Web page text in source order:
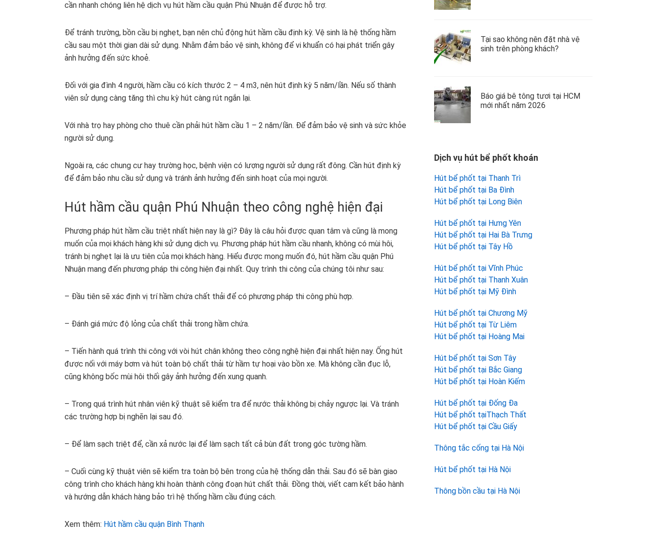
cần nhanh chóng liên hệ dịch vụ hút hầm cầu quận Phú Nhuận để được hỗ trợ.
Để tránh trường, bồn cầu bị nghẹt, bạn nên chủ động hút hầm cầu định kỳ. Vệ sinh là hệ thống hầm
cầu sau một thời gian dài sử dụng. Nhằm đảm bảo vệ sinh, không để vi khuẩn có hại phát triển gây
ảnh hưởng đến sức khoẻ.
Đối với gia đình 4 người, hầm cầu có kích thước 2 – 4 m3, nên hút định kỳ 5 năm/lần. Nếu số thành
viên sử dụng càng tăng thì chu kỳ hút càng rút ngắn lại.
Với nhà trọ hay phòng cho thuê cần phải hút hầm cầu 1 – 2 năm/lần. Để đảm bảo vệ sinh và sức khỏe
người sử dụng.
Ngoài ra, các chung cư hay trường học, bệnh viện có lượng người sử dụng rất đông. Cần hút định kỳ
để đảm bảo nhu cầu sử dụng và tránh ảnh hưởng đến sinh hoạt của mọi người.
Hút hầm cầu quận Phú Nhuận theo công nghệ hiện đại
Phương pháp hút hầm cầu triệt nhất hiện nay là gì? Đây là câu hỏi được quan tâm và cũng là mong
muốn của mọi khách hàng khi sử dụng dịch vụ. Phương pháp hút hầm cầu nhanh, không có mùi hôi,
tránh bị nghẹt lại là ưu tiên của mọi khách hàng. Hiểu được mong muốn đó, hút hầm cầu quận Phú
Nhuận mang đến phương pháp thi công hiện đại nhất. Quy trình thi công của chúng tôi như sau:
– Đầu tiên sẽ xác định vị trí hầm chứa chất thải để có phương pháp thi công phù hợp.
– Đánh giá mức độ lỏng của chất thải trong hầm chứa.
– Tiến hành quá trình thi công với vòi hút chân không theo công nghệ hiện đại nhất hiện nay. Ống hút
được nối với máy bơm và hút toàn bộ chất thải từ hầm tự hoại vào bồn xe. Mà không cần đục lỗ,
cũng không bốc mùi hôi thối gây ảnh hưởng đến xung quanh.
– Trong quá trình hút nhân viên kỹ thuật sẽ kiểm tra để nước thải không bị chảy ngược lại. Và tránh
các trường hợp bị nghẽn lại sau đó.
– Để làm sạch triệt để, cần xả nước lại để làm sạch tất cả bùn đất trong góc tường hầm.
– Cuối cùng kỹ thuật viên sẽ kiểm tra toàn bộ bên trong của hệ thống dẫn thải. Sau đó sẽ bàn giao
công trình cho khách hàng khi hoàn thành công đoạn hút chất thải. Đồng thời, viết cam kết bảo hành
và hướng dẫn khách hàng bảo trì hệ thống hầm cầu đúng cách.
Xem thêm: Hút hầm cầu quận Bình Thạnh
Tại sao không nên đặt nhà vệ
sinh trên phòng khách?
Báo giá bê tông tươi tại HCM
mới nhất năm 2026
Dịch vụ hút bể phốt khoán
Hút bể phốt tại Thanh Trì
Hút bể phốt tại Ba Đình
Hút bể phốt tại Long Biên
Hút bể phốt tại Hưng Yên
Hút bể phốt tại Hai Bà Trưng
Hút bể phốt tại Tây Hồ
Hút bể phốt tại Vĩnh Phúc
Hút bể phốt tại Thanh Xuân
Hút bể phốt tại Mỹ Đình
Hút bể phốt tại Chương Mỹ
Hút bể phốt tại Từ Liêm
Hút bể phốt tại Hoàng Mai
Hút bể phốt tại Sơn Tây
Hút bể phốt tại Bắc Giang
Hút bể phốt tại Hoàn Kiếm
Hút bể phốt tại Đống Đa
Hút bể phốt tạiThạch Thất
Hút bể phốt tại Cầu Giấy
Thông tắc cống tại Hà Nội
Hút bể phốt tại Hà Nội
Thông bồn cầu tại Hà Nội